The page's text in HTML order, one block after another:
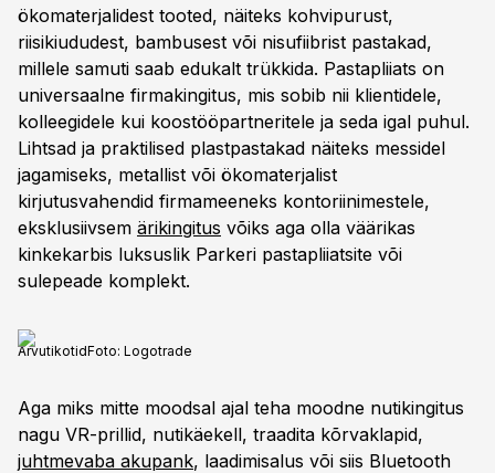
ökomaterjalidest tooted, näiteks kohvipurust,
riisikiududest, bambusest või nisufiibrist pastakad,
millele samuti saab edukalt trükkida. Pastapliiats on
universaalne firmakingitus, mis sobib nii klientidele,
kolleegidele kui koostööpartneritele ja seda igal puhul.
Lihtsad ja praktilised plastpastakad näiteks messidel
jagamiseks, metallist või ökomaterjalist
kirjutusvahendid firmameeneks kontoriinimestele,
eksklusiivsem ärikingitus võiks aga olla väärikas
kinkekarbis luksuslik Parkeri pastapliiatsite või
sulepeade komplekt.
ArvutikotidFoto: Logotrade
Aga miks mitte moodsal ajal teha moodne nutikingitus
nagu VR-prillid, nutikäekell, traadita kõrvaklapid,
juhtmevaba akupank, laadimisalus või siis Bluetooth